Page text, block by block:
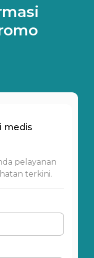
medis
pelayanan
terkini.